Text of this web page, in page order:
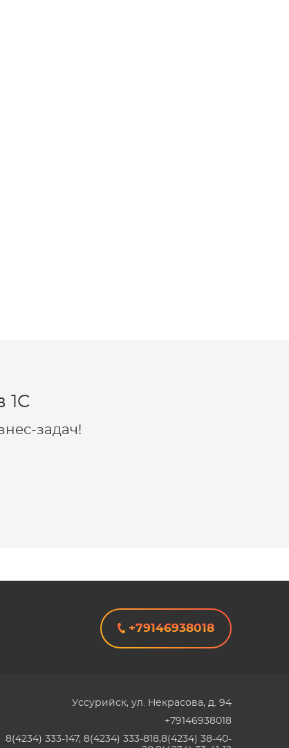
1C
задач!
+79146938018
Уссурийск, ул. Некрасова, д. 94
+79146938018
8(4234) 333-147, 8(4234) 333-818,8(4234) 38-40-